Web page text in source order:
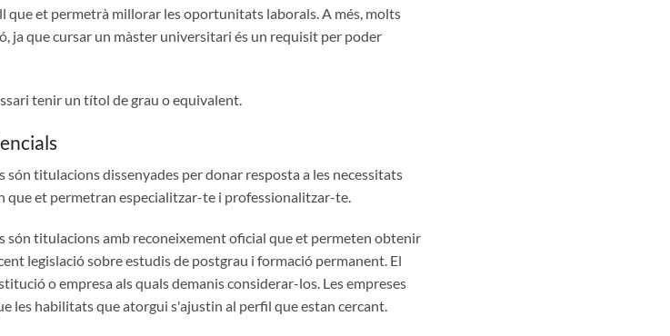
et permetrà millorar les oportunitats laborals. A més, molts
ja que cursar un màster universitari és un requisit per poder
tenir un títol de grau o equivalent.
titulacions dissenyades per donar resposta a les necessitats
que et permetran especialitzar-te i professionalitzar-te.
són titulacions amb reconeixement oficial que et permeten obtenir
legislació sobre estudis de postgrau i formació permanent. El
o empresa als quals demanis considerar-los. Les empreses
les habilitats que atorgui s'ajustin al perfil que estan cercant.